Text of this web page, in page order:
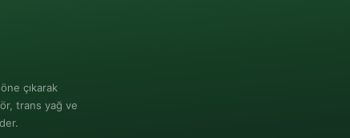
çıkarak
trans yağ ve